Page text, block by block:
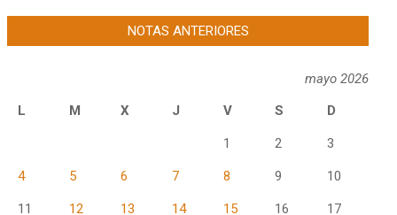
NOTAS ANTERIORES
mayo 2026
L
M X J V S D
1 2 3
4 5 6 7 8 9 10
11 12 13 14 15 16 17